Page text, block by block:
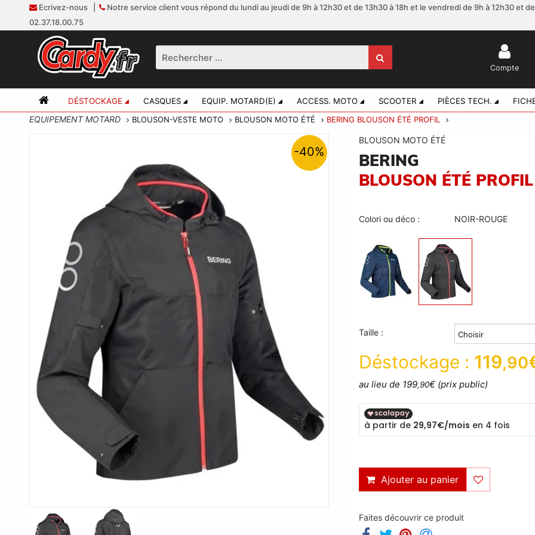
Ecrivez-nous
Notre service client vous répond du lundi au jeudi de 9h à 12h30 et de 13h30 à 18h et le vendredi de 9h à 12h30 et de
02.37.18.00.75
Compte
DÉSTOCKAGE CASQUES EQUIP. MOTARD(E) ACCESS. MOTO SCOOTER PIÈCES TECH.
EQUIPEMENT MOTARD BLOUSON-VESTE MOTO BLOUSON MOTO ÉTÉ BERING BLOUSON ÉTÉ PROFIL
-40%
BLOUSON MOTO ÉTÉ
BERING
BLOUSON ÉTÉ PROFIL
Colori ou déco : NOIR-ROUGE
Taille :
Déstockage : 119,90
au lieu de 199,90€ (prix public)
Ajouter au panier
Faites découvrir ce produit